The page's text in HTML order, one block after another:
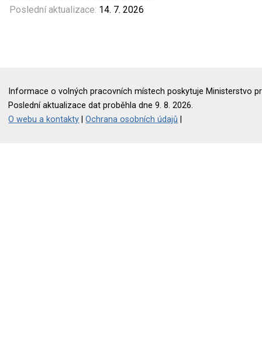
Poslední aktualizace: 14. 7. 2026
Informace o volných pracovních místech poskytuje Ministerstvo
Poslední aktualizace dat proběhla dne 9. 8. 2026.
O webu a kontakty |Ochrana osobních údajů